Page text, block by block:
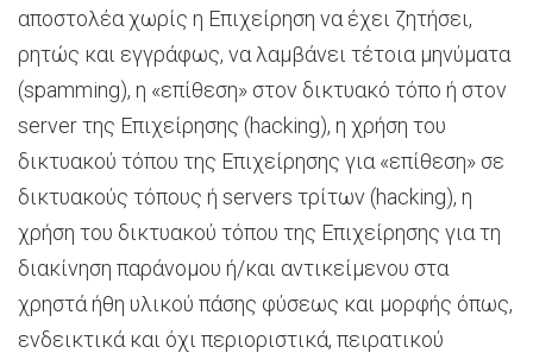
αποστολέα χωρίς η Επιχείρηση να έχει ζητήσει,
ρητώς και εγγράφως, να λαμβάνει τέτοια μηνύματα
(spamming), η «επίθεση» στον δικτυακό τόπο ή στον
server της Επιχείρησης (hacking), η χρήση του
δικτυακού τόπου της Επιχείρησης για «επίθεση» σε
δικτυακούς τόπους ή servers τρίτων (hacking), η
χρήση του δικτυακού τόπου της Επιχείρησης για τη
διακίνηση παράνομου ή/και αντικείμενου στα
χρηστά ήθη υλικού πάσης φύσεως και μορφής όπως,
ενδεικτικά και όχι περιοριστικά, πειρατικού